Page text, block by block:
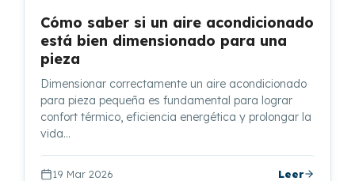
Cómo saber si un aire acondicionado
está bien dimensionado para una
pieza
Dimensionar correctamente un aire acondicionado
para pieza pequeña es fundamental para lograr
confort térmico, eficiencia energética y prolongar la
vida…
19 Mar 2026 Leer